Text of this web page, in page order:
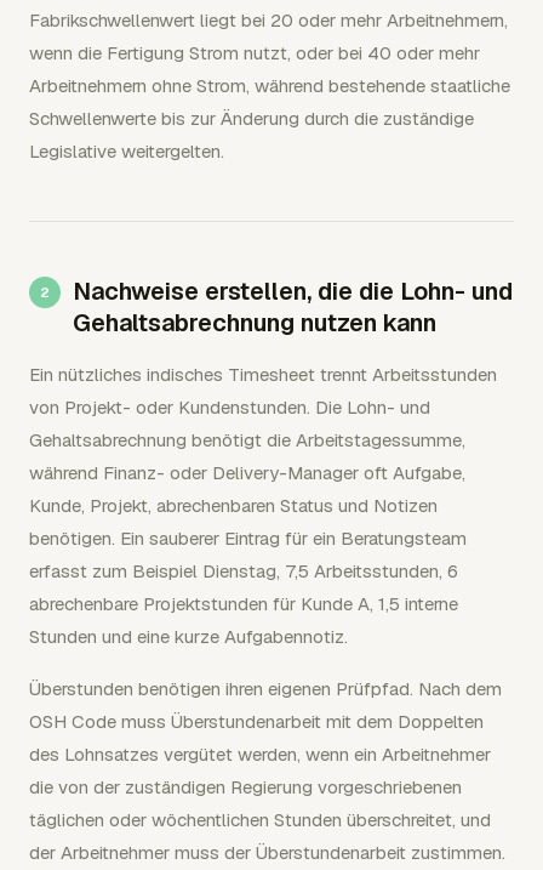
Fabrikschwellenwert liegt bei 20 oder mehr Arbeitnehmern,
wenn die Fertigung Strom nutzt, oder bei 40 oder mehr
Arbeitnehmern ohne Strom, während bestehende staatliche
Schwellenwerte bis zur Änderung durch die zuständige
Legislative weitergelten.
Nachweise erstellen, die die Lohn- und
Gehaltsabrechnung nutzen kann
Ein nützliches indisches Timesheet trennt Arbeitsstunden
von Projekt- oder Kundenstunden. Die Lohn- und
Gehaltsabrechnung benötigt die Arbeitstagessumme,
während Finanz- oder Delivery-Manager oft Aufgabe,
Kunde, Projekt, abrechenbaren Status und Notizen
benötigen. Ein sauberer Eintrag für ein Beratungsteam
erfasst zum Beispiel Dienstag, 7,5 Arbeitsstunden, 6
abrechenbare Projektstunden für Kunde A, 1,5 interne
Stunden und eine kurze Aufgabennotiz.
Überstunden benötigen ihren eigenen Prüfpfad. Nach dem
OSH Code muss Überstundenarbeit mit dem Doppelten
des Lohnsatzes vergütet werden, wenn ein Arbeitnehmer
die von der zuständigen Regierung vorgeschriebenen
täglichen oder wöchentlichen Stunden überschreitet, und
der Arbeitnehmer muss der Überstundenarbeit zustimmen.